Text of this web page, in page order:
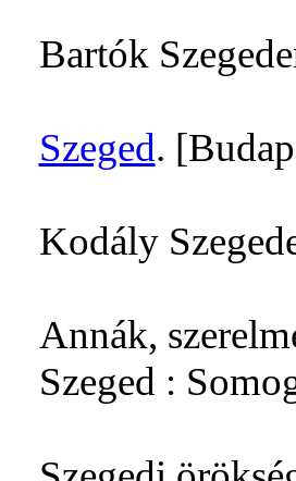
Bartók
Szeged.
Kodály
Annák,
Szeged :